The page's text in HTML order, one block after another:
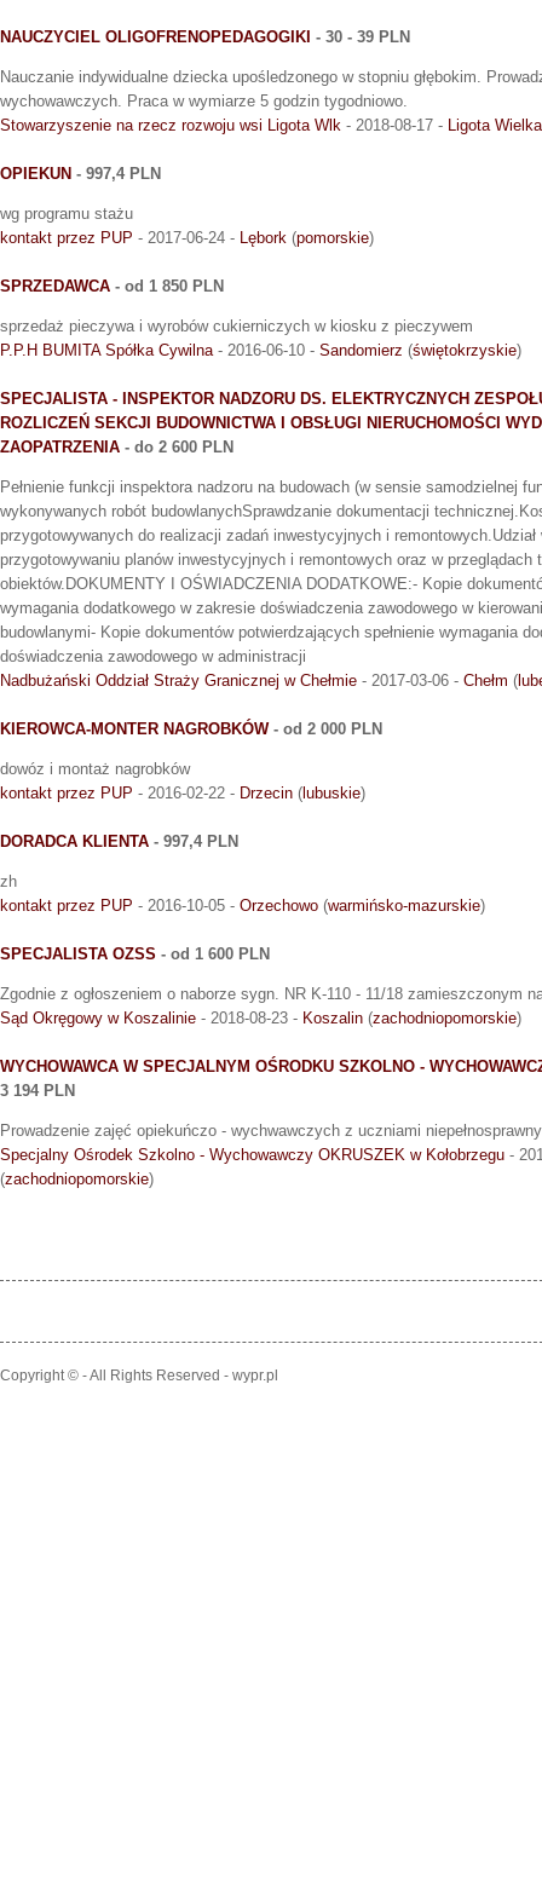
NAUCZYCIEL OLIGOFRENOPEDAGOGIKI - 30 - 39 PLN
Nauczanie indywidualne dziecka upośledzonego w stopniu głębokim.
wychowawczych. Praca w wymiarze 5 godzin tygodniowo.
Stowarzyszenie na rzecz rozwoju wsi Ligota Wlk - 2018-08-17 - Ligota Wielka
OPIEKUN - 997,4 PLN
wg programu stażu
kontakt przez PUP - 2017-06-24 - Lębork (pomorskie)
SPRZEDAWCA - od 1 850 PLN
sprzedaż pieczywa i wyrobów cukierniczych w kiosku z pieczywem
P.P.H BUMITA Spółka Cywilna- 2016-06-10 - Sandomierz (świętokrzyskie)
SPECJALISTA - INSPEKTOR NADZORU DS. ELEKTRYCZNYCH
ROZLICZEŃ SEKCJI BUDOWNICTWA I OBSŁUGI NIERUCHOMOŚCI
ZAOPATRZENIA - do 2 600 PLN
Pełnienie funkcji inspektora nadzoru na budowach (w sensie samodzielnej
wykonywanych robót budowlanychSprawdzanie dokumentacji
przygotowywanych do realizacji zadań inwestycyjnych i
przygotowywaniu planów inwestycyjnych i remontowych oraz w przeglądach
obiektów.DOKUMENTY I OŚWIADCZENIA DODATKOWE:- Kopie
wymagania dodatkowego w zakresie doświadczenia zawodowego w
budowlanymi- Kopie dokumentów potwierdzających spełnienie wymagania
doświadczenia zawodowego w administracji
Nadbużański Oddział Straży Granicznej w Chełmie - 2017-03-06 - Chełm (
KIEROWCA-MONTER NAGROBKÓW- od 2 000 PLN
dowóz i montaż nagrobków
kontakt przez PUP - 2016-02-22 - Drzecin ( lubuskie)
DORADCA KLIENTA - 997,4 PLN
zh
kontakt przez PUP - 2016-10-05 - Orzechowo (warmińsko-mazurskie)
SPECJALISTA OZSS - od 1 600 PLN
Zgodnie z ogłoszeniem o naborze sygn. NR K-110 - 11/18 zamieszczonym
Sąd Okręgowy w Koszalinie - 2018-08-23 - Koszalin (zachodniopomorskie)
WYCHOWAWCA W SPECJALNYM OŚRODKU SZKOLNO -
3 194 PLN
Prowadzenie zajęć opiekuńczo - wychwawczych z uczniami
Specjalny Ośrodek Szkolno - Wychowawczy OKRUSZEK w Kołobrzegu -
(zachodniopomorskie)
Copyright © - All Rights Reserved - wypr.pl